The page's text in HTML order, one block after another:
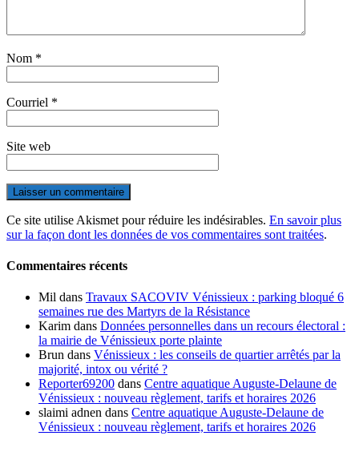
Nom *
Courriel *
Site web
Ce site utilise Akismet pour réduire les indésirables. En savoir plus
sur la façon dont les données de vos commentaires sont traitées.
Commentaires récents
Mil dans Travaux SACOVIV Vénissieux : parking bloqué 6
semaines rue des Martyrs de la Résistance
Karim dans Données personnelles dans un recours électoral :
la mairie de Vénissieux porte plainte
Brun dans Vénissieux : les conseils de quartier arrêtés par la
majorité, intox ou vérité ?
Reporter69200 dans Centre aquatique Auguste-Delaune de
Vénissieux : nouveau règlement, tarifs et horaires 2026
slaimi adnen dans Centre aquatique Auguste-Delaune de
Vénissieux : nouveau règlement, tarifs et horaires 2026